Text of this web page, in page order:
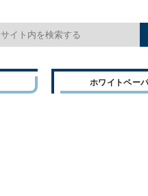
ホワイトペー